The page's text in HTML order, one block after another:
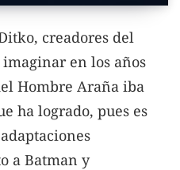
creadores del
en los años
Hombre Araña iba
ha logrado, pues es
a Batman y